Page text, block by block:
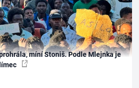
míní Stoniš. Podle Mlejnka je